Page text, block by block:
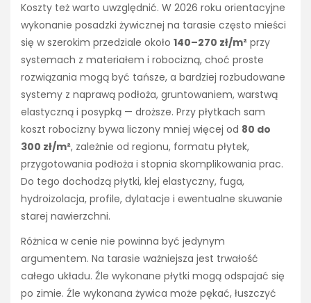
Koszty też warto uwzględnić. W 2026 roku orientacyjne
wykonanie posadzki żywicznej na tarasie często mieści
się w szerokim przedziale około 140–270 zł/m² przy
systemach z materiałem i robocizną, choć proste
rozwiązania mogą być tańsze, a bardziej rozbudowane
systemy z naprawą podłoża, gruntowaniem, warstwą
elastyczną i posypką — droższe. Przy płytkach sam
koszt robocizny bywa liczony mniej więcej od 80 do
300 zł/m², zależnie od regionu, formatu płytek,
przygotowania podłoża i stopnia skomplikowania prac.
Do tego dochodzą płytki, klej elastyczny, fuga,
hydroizolacja, profile, dylatacje i ewentualne skuwanie
starej nawierzchni.
Różnica w cenie nie powinna być jedynym
argumentem. Na tarasie ważniejsza jest trwałość
całego układu. Źle wykonane płytki mogą odspajać się
po zimie. Źle wykonana żywica może pękać, łuszczyć